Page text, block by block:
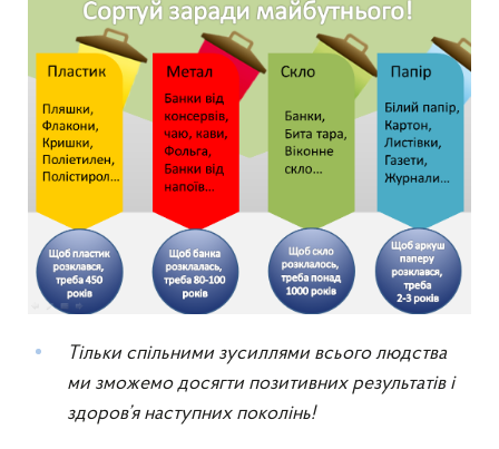
Тільки спільними зусиллями всього людства
ми зможемо досягти позитивних результатів і
здоров’я наступних поколінь!